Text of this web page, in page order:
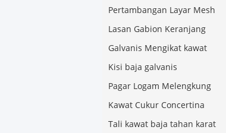
Pertambangan Layar Mesh
Lasan Gabion Keranjang
Galvanis Mengikat kawat
Kisi baja galvanis
Pagar Logam Melengkung
Kawat Cukur Concertina
Tali kawat baja tahan karat